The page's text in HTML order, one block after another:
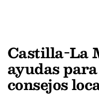
Castilla-La
ayudas
consejos